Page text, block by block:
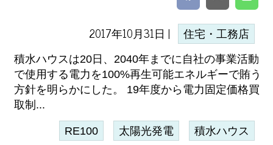
2017年10月31日 | 住宅・工務店
積水ハウスは20日、2040年までに自社の事業活動
で使用する電力を100%再生可能エネルギーで賄う
方針を明らかにした。 19年度から電力固定価格買
取制...
RE100 太陽光発電 積水ハウス